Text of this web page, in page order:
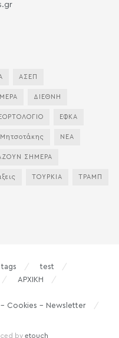
ΑΣΕΠ
ΔΙΕΘΝΗ
ΕΟΡΤΟΛΟΓΙΟ ΕΦΚΑ
Μητσοτάκης ΝΕΑ
ΣΗΜΕΡΑ
ΤΟΥΡΚΙΑ ΤΡΑΜΠ
tags
test
ΑΡΧΙΚΗ
Cookies – Newsletter
by etouch